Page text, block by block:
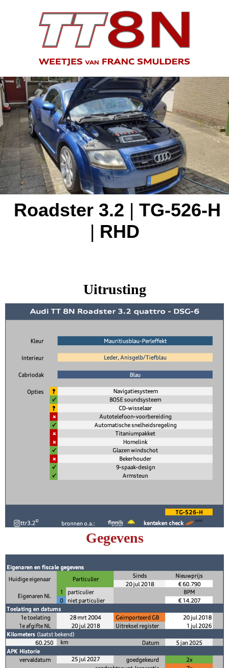
Roadster 3.2 | TG-526-H
| RHD
Uitrusting
Gegevens